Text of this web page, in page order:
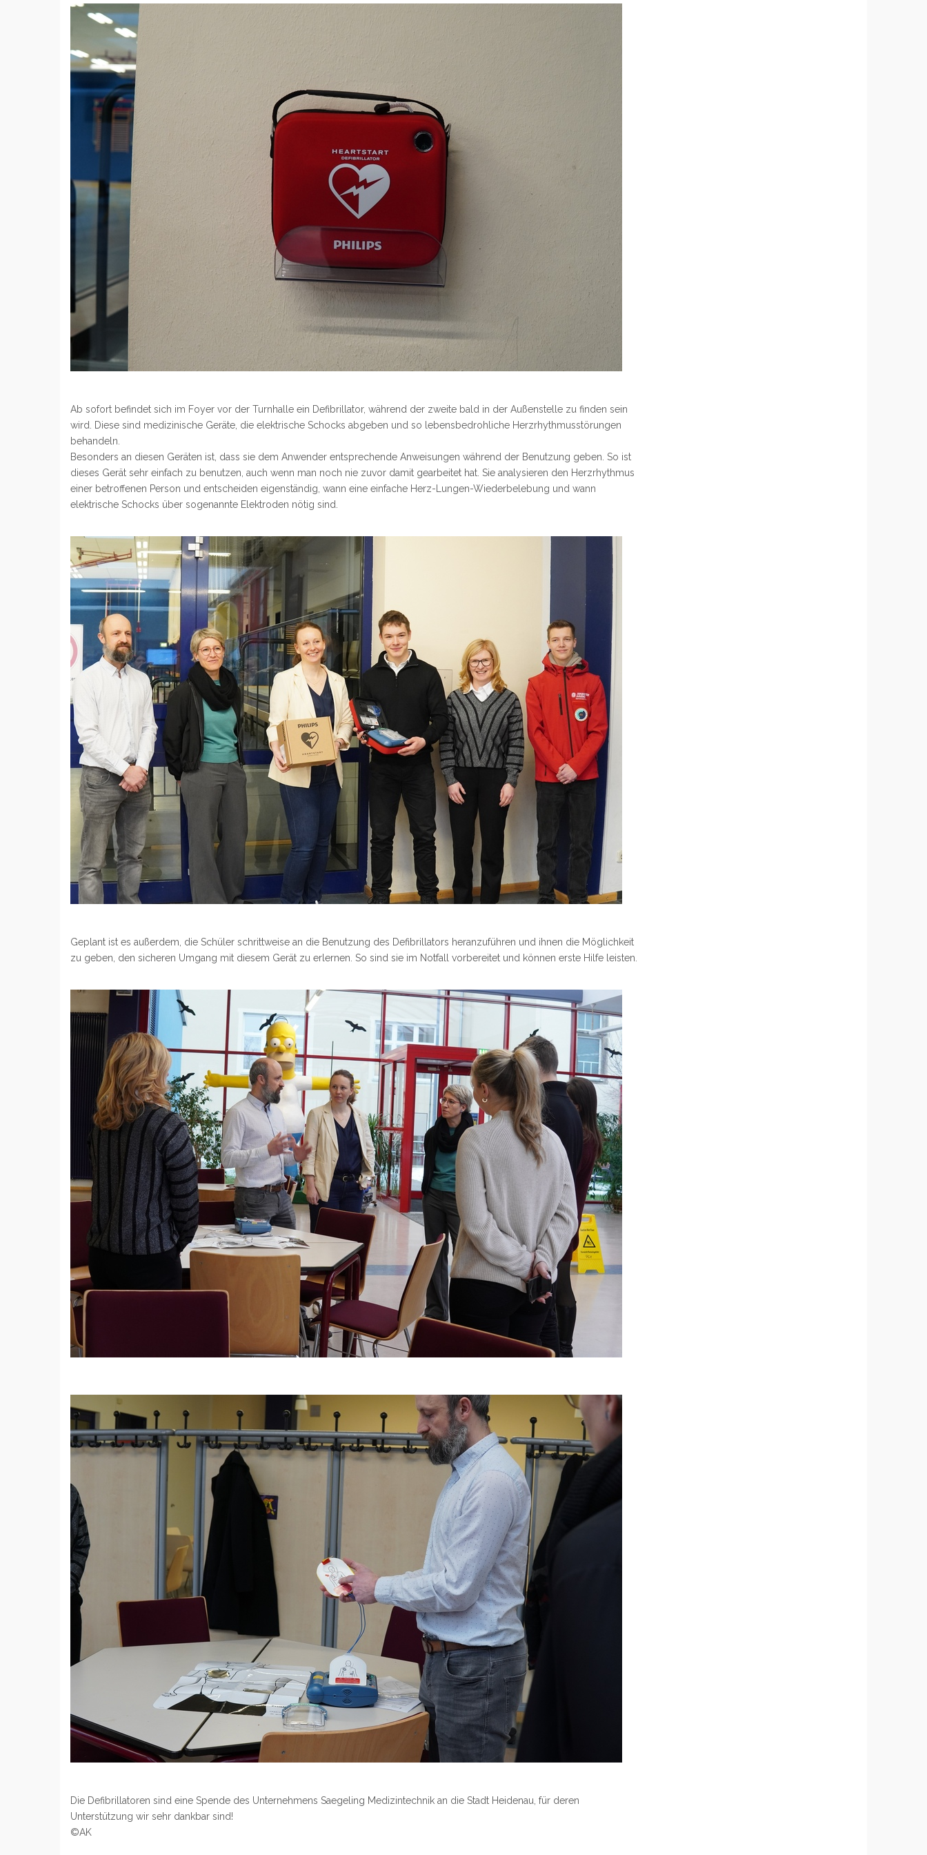
Ab sofort befindet sich im Foyer vor der Turnhalle ein Defibrillator, während der zweite bald in der Außenstelle zu finden sein
wird. Diese sind medizinische Geräte, die elektrische Schocks abgeben und so lebensbedrohliche Herzrhythmusstörungen
behandeln.
Besonders an diesen Geräten ist, dass sie dem Anwender entsprechende Anweisungen während der Benutzung geben. So ist
dieses Gerät sehr einfach zu benutzen, auch wenn man noch nie zuvor damit gearbeitet hat. Sie analysieren den Herzrhythmus
einer betroffenen Person und entscheiden eigenständig, wann eine einfache Herz-Lungen-Wiederbelebung und wann
elektrische Schocks über sogenannte Elektroden nötig sind.
Geplant ist es außerdem, die Schüler schrittweise an die Benutzung des Defibrillators heranzuführen und ihnen die Möglichkeit
zu geben, den sicheren Umgang mit diesem Gerät zu erlernen. So sind sie im Notfall vorbereitet und können erste Hilfe leisten.
Die Defibrillatoren sind eine Spende des Unternehmens Saegeling Medizintechnik an die Stadt Heidenau, für deren
Unterstützung wir sehr dankbar sind!
©AK